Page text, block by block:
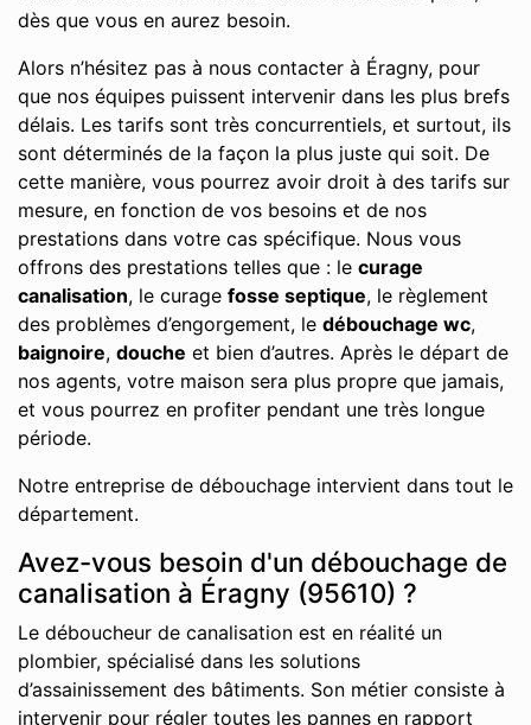
dès que vous en aurez besoin.
Alors n’hésitez pas à nous contacter à Éragny, pour
que nos équipes puissent intervenir dans les plus brefs
délais. Les tarifs sont très concurrentiels, et surtout, ils
sont déterminés de la façon la plus juste qui soit. De
cette manière, vous pourrez avoir droit à des tarifs sur
mesure, en fonction de vos besoins et de nos
prestations dans votre cas spécifique. Nous vous
offrons des prestations telles que : le curage
canalisation, le curage fosse septique, le règlement
des problèmes d’engorgement, le débouchage wc,
baignoire, douche et bien d’autres. Après le départ de
nos agents, votre maison sera plus propre que jamais,
et vous pourrez en profiter pendant une très longue
période.
Notre entreprise de débouchage intervient dans tout le
département.
Avez-vous besoin d'un débouchage de
canalisation à Éragny (95610) ?
Le déboucheur de canalisation est en réalité un
plombier, spécialisé dans les solutions
d’assainissement des bâtiments. Son métier consiste à
intervenir pour régler toutes les pannes en rapport